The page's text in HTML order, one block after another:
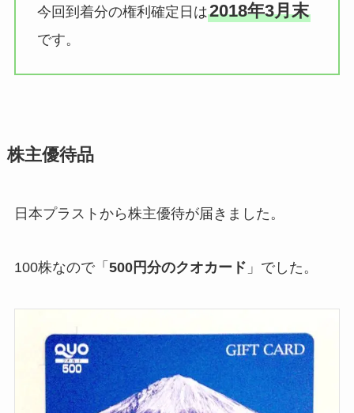
今回到着分の権利確定日は2018年3月末
です。
株主優待品
日本プラストから株主優待が届きました。
100株なので「 500円分のクオカード 」でした。